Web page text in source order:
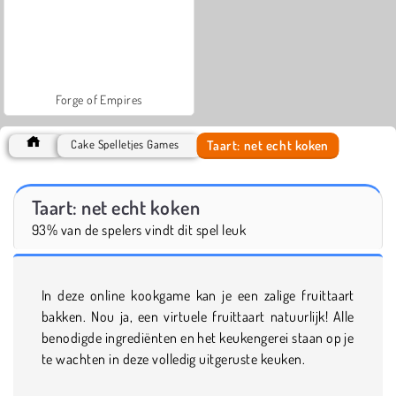
Forge of Empires
Cake Spelletjes Games Taart: net echt koken
Taart: net echt koken
93% van de spelers vindt dit spel leuk
In deze online kookgame kan je een zalige fruittaart
bakken. Nou ja, een virtuele fruittaart natuurlijk! Alle
benodigde ingrediënten en het keukengerei staan op je
te wachten in deze volledig uitgeruste keuken.